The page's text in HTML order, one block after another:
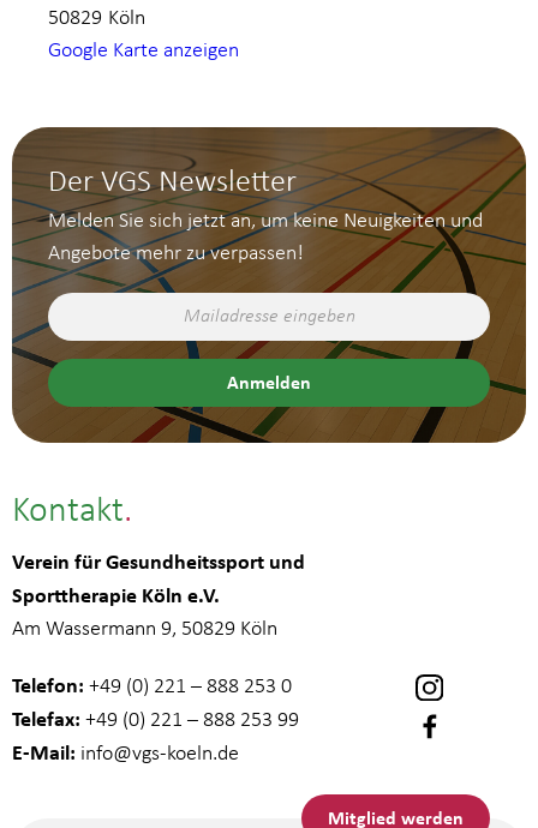
Köln
50829
Google Karte anzeigen
Der VGS Newsletter
Melden Sie sich jetzt an, um keine Neuigkeiten und
Angebote mehr zu verpassen!
Kontakt
Verein für Gesundheitssport und
Sporttherapie Köln e.V.
Am Wassermann 9, 50829 Köln
Telefon: +49 (0) 221 – 888 253 0
Telefax: +49 (0) 221 – 888 253 99
E-Mail: info@vgs-koeln.de
Mitglied werden